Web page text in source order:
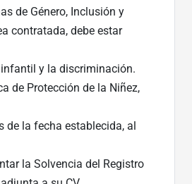
de Género, Inclusión y
contratada, debe estar
y la discriminación.
de Protección de la Niñez,
de la fecha establecida, al
la Solvencia del Registro